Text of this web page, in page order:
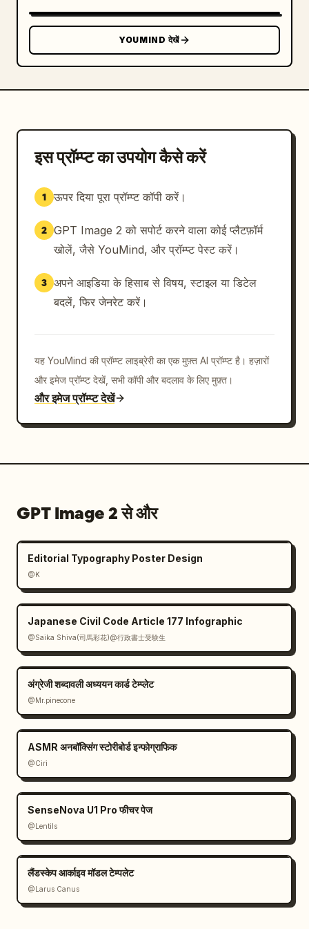
YOUMIND देखें
इस प्रॉम्प्ट का उपयोग कैसे करें
1 ऊपर दिया पूरा प्रॉम्प्ट कॉपी करें।
2 GPT Image 2 को सपोर्ट करने वाला कोई प्लैटफ़ॉर्म
खोलें, जैसे YouMind, और प्रॉम्प्ट पेस्ट करें।
3 अपने आइडिया के हिसाब से विषय, स्टाइल या डिटेल
बदलें, फिर जेनरेट करें।
यह YouMind की प्रॉम्प्ट लाइब्रेरी का एक मुफ़्त AI प्रॉम्प्ट है। हज़ारों
और इमेज प्रॉम्प्ट देखें, सभी कॉपी और बदलाव के लिए मुफ़्त।
और इमेज प्रॉम्प्ट देखें
GPT Image 2 से और
Editorial Typography Poster Design
@K
Japanese Civil Code Article 177 Infographic
@Saika Shiva(司馬彩花)@行政書士受験生
अंग्रेजी शब्दावली अध्ययन कार्ड टेम्प्लेट
@Mr.pinecone
ASMR अनबॉक्सिंग स्टोरीबोर्ड इन्फोग्राफिक
@Ciri
SenseNova U1 Pro फीचर पेज
@Lentils
लैंडस्केप आर्काइव मॉडल टेम्पलेट
@Larus Canus